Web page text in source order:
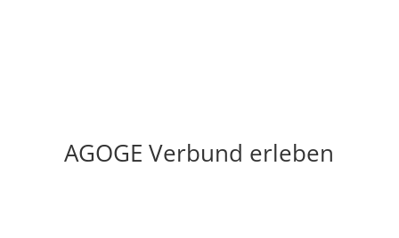
AGOGE Verbund erleben